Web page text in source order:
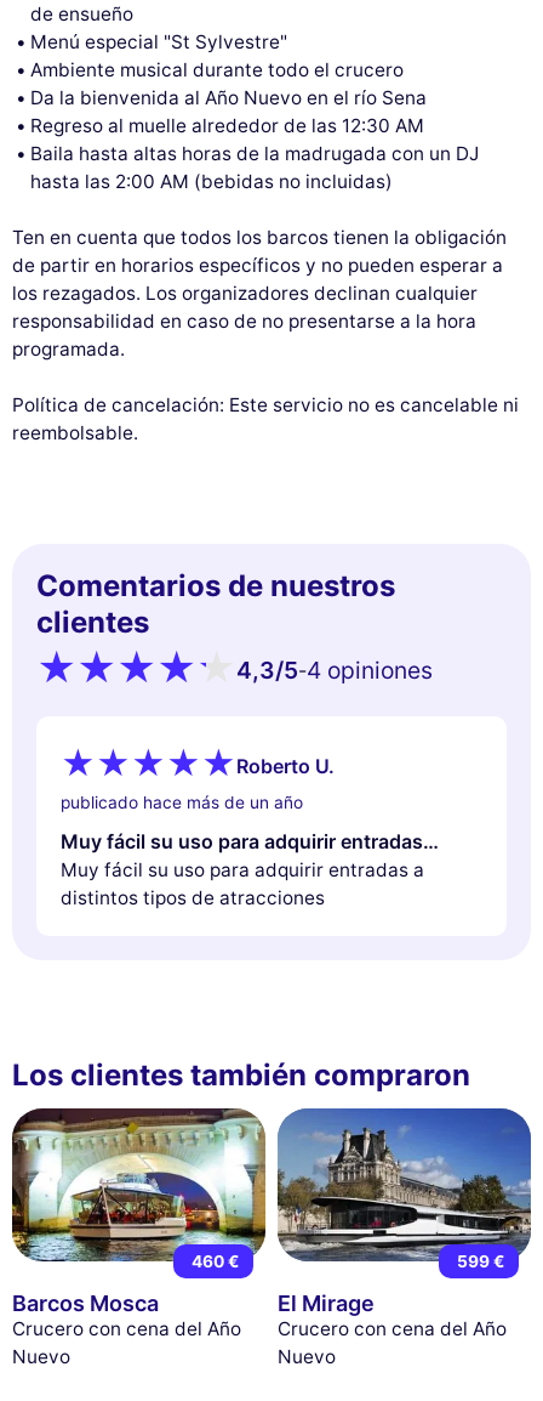
de ensueño
Menú especial "St Sylvestre"
Ambiente musical durante todo el crucero
Da la bienvenida al Año Nuevo en el río Sena
Regreso al muelle alrededor de las 12:30 AM
Baila hasta altas horas de la madrugada con un DJ
hasta las 2:00 AM (bebidas no incluidas)
Ten en cuenta que todos los barcos tienen la obligación
de partir en horarios específicos y no pueden esperar a
los rezagados. Los organizadores declinan cualquier
responsabilidad en caso de no presentarse a la hora
programada.
Política de cancelación: Este servicio no es cancelable ni
reembolsable.
Comentarios de nuestros
clientes
4,3/5-4 opiniones
Roberto U.
publicado hace más de un año
Muy fácil su uso para adquirir entradas…
Muy fácil su uso para adquirir entradas a
distintos tipos de atracciones
Los clientes también compraron
460 €
Barcos Mosca
Crucero con cena del Año
Nuevo
599 €
El Mirage
Crucero con cena del Año
Nuevo